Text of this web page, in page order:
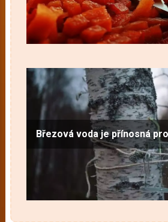
Březová voda je přínosná